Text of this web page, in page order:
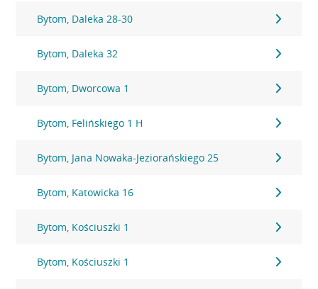
Bytom, Daleka 28-30
Bytom, Daleka 32
Bytom, Dworcowa 1
Bytom, Felińskiego 1 H
Bytom, Jana Nowaka-Jeziorańskiego 25
Bytom, Katowicka 16
Bytom, Kościuszki 1
Bytom, Kościuszki 1